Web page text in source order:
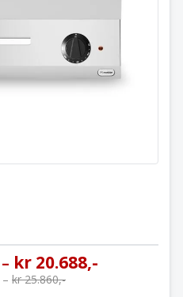
Slett / Rillet topplate
Modular 70×65 cm
– kr 20.688,-
– kr25.860,-